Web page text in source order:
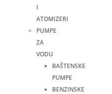
I
ATOMIZERI
PUMPE
ZA
VODU
BAŠTENSKE
PUMPE
BENZINSKE